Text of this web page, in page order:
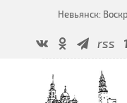
Невьянск:
rss